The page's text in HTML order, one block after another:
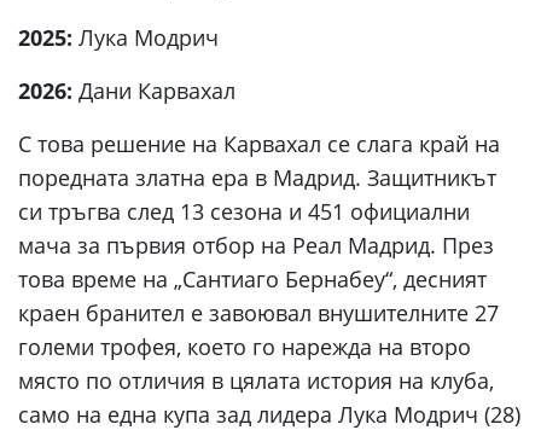
2025: Лука Модрич
2026: Дани Карвахал
С това решение на Карвахал се слага край на
поредната златна ера в Мадрид. Защитникът
си тръгва след 13 сезона и 451 официални
мача за първия отбор на Реал Мадрид. През
това време на „Сантиаго Бернабеу“, десният
краен бранител е завоювал внушителните 27
големи трофея, което го нарежда на второ
място по отличия в цялата история на клуба,
само на една купа зад лидера Лука Модрич (28)